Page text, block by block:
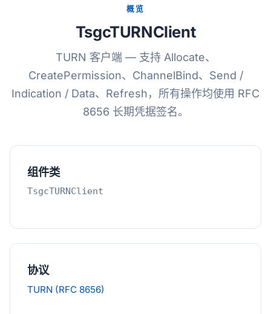
概览
TsgcTURNClient
TURN 客户端 — 支持 Allocate、
CreatePermission、ChannelBind、Send /
Indication / Data、Refresh，所有操作均使用 RFC
8656 长期凭据签名。
组件类
TsgcTURNClient
协议
TURN (RFC 8656)